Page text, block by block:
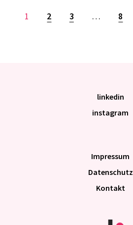
1 2 3 … 8
Impres­sum
Daten­schutz
Kontakt
linkedin
instagram